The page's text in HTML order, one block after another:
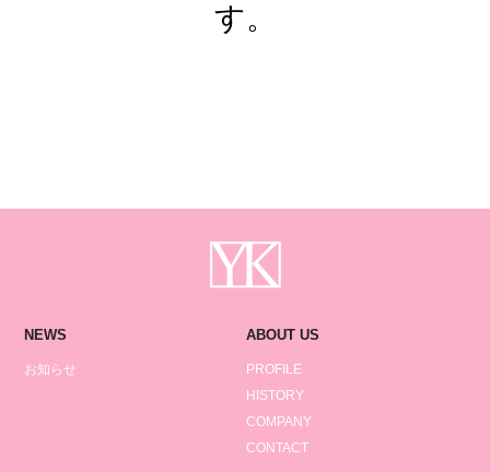
す。
NEWS
お知らせ
ABOUT US
PROFILE
HISTORY
COMPANY
CONTACT